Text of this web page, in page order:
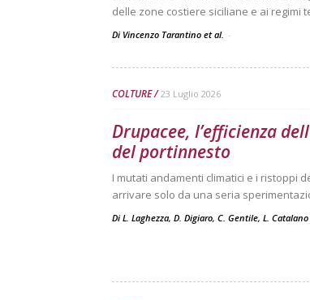
delle zone costiere siciliane e ai regimi
Di Vincenzo Tarantino et al. -
COLTURE 23 Luglio 2026
Drupacee, l’efficienza
del portinnesto
I mutati andamenti climatici e i ristoppi
arrivare solo da una seria
Di L. Laghezza, D. Digiaro, C. Gentile, L.